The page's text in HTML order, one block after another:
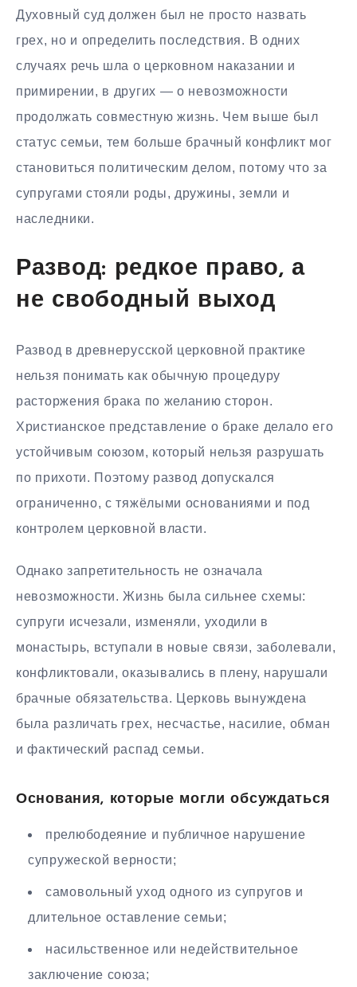
Духовный суд должен был не просто назвать
грех, но и определить последствия. В одних
случаях речь шла о церковном наказании и
примирении, в других — о невозможности
продолжать совместную жизнь. Чем выше был
статус семьи, тем больше брачный конфликт мог
становиться политическим делом, потому что за
супругами стояли роды, дружины, земли и
наследники.
Развод: редкое право, а
не свободный выход
Развод в древнерусской церковной практике
нельзя понимать как обычную процедуру
расторжения брака по желанию сторон.
Христианское представление о браке делало его
устойчивым союзом, который нельзя разрушать
по прихоти. Поэтому развод допускался
ограниченно, с тяжёлыми основаниями и под
контролем церковной власти.
Однако запретительность не означала
невозможности. Жизнь была сильнее схемы:
супруги исчезали, изменяли, уходили в
монастырь, вступали в новые связи, заболевали,
конфликтовали, оказывались в плену, нарушали
брачные обязательства. Церковь вынуждена
была различать грех, несчастье, насилие, обман
и фактический распад семьи.
Основания, которые могли обсуждаться
прелюбодеяние и публичное нарушение
супружеской верности;
самовольный уход одного из супругов и
длительное оставление семьи;
насильственное или недействительное
заключение союза;